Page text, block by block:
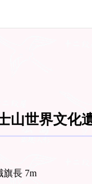
山世界文化
旗長 7m